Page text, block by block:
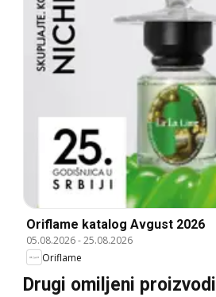
Oriflame katalog Avgust 2026
05.08.2026-25.08.2026
Oriflame
Drugi omiljeni proizvodi